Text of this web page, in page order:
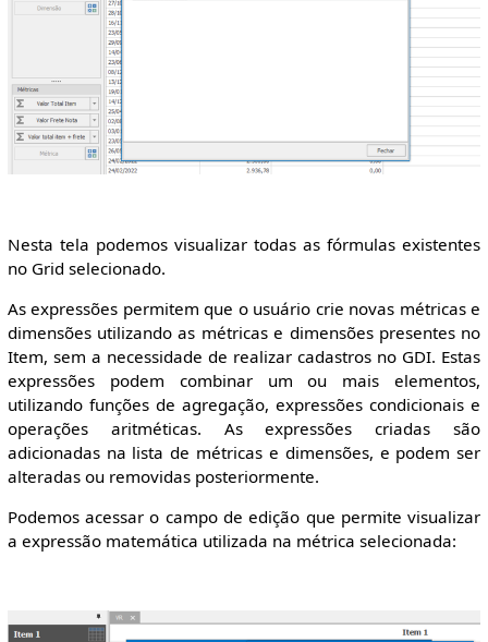
Nesta tela podemos visualizar todas as fórmulas existentes
no Grid selecionado.
As expressões permitem que o usuário crie novas métricas e
dimensões utilizando as métricas e dimensões presentes no
Item, sem a necessidade de realizar cadastros no GDI. Estas
expressões podem combinar um ou mais elementos,
utilizando funções de agregação, expressões condicionais e
operações aritméticas. As expressões criadas são
adicionadas na lista de métricas e dimensões, e podem ser
alteradas ou removidas posteriormente.
Podemos acessar o campo de edição que permite visualizar
a expressão matemática utilizada na métrica selecionada: